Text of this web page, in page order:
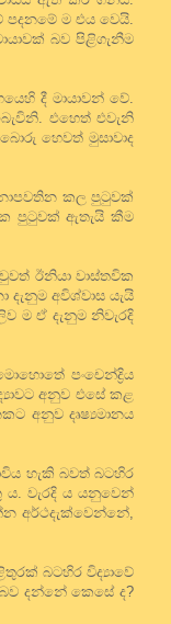
ම එය වෙයි.
බව පිළිගැනීම
දී මායාවන් වේ.
එහෙත් එවැනි
හෙවත් මුසාවාද
කල පුටුවක්
පුටුවක් ඇතැයි කීම
ඊනියා වාස්තවික
අවිශ්වාස යැයි
ම ඒ දැනුම නිවැරදි
පංචෙන්ද්‍රිය
අනුව එසේ කළ
අනුව දෘෂ්‍යමානය
හැකි බවත් බටහිර
ය. වැරදි ය යනුවෙන්
අර්ථදැක්වෙන්නේ,
බටහිර විද්‍යාවේ
දන්නේ කෙසේ ද?